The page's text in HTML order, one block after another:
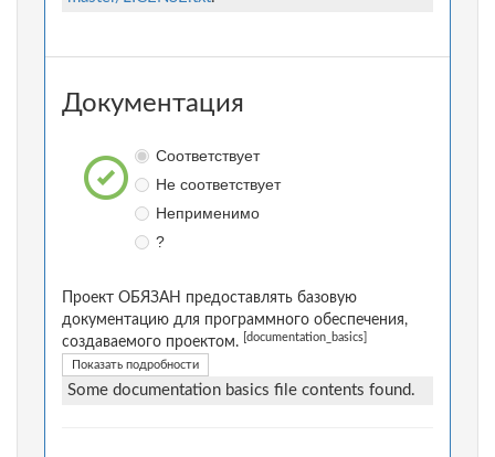
Документация
Соответствует
Не соответствует
Неприменимо
?
Проект ОБЯЗАН предоставлять базовую
документацию для программного обеспечения,
создаваемого проектом.
[documentation_basics]
Показать подробности
Some documentation basics file contents found.